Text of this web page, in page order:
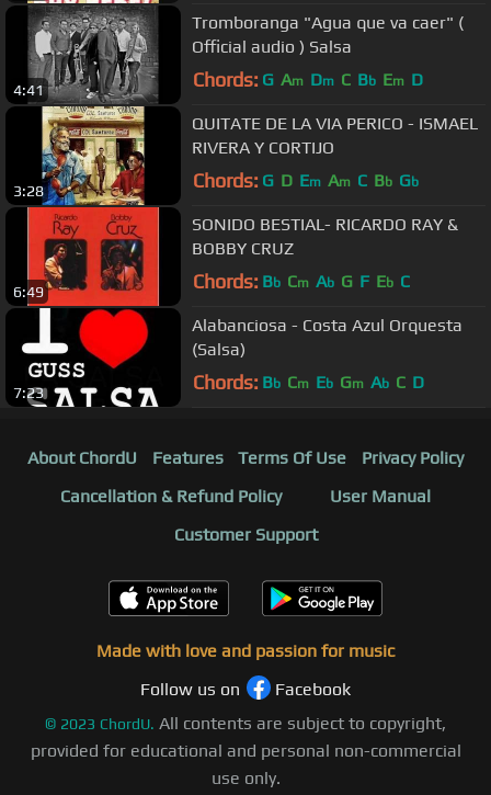
4:41
Tromboranga "Agua que va caer" (
Official audio ) Salsa
Chords: G Am Dm C Bb Em D
3:28
QUITATE DE LA VIA PERICO - ISMAEL
RIVERA Y CORTIJO
Chords: G D Em Am C Bb Gb
6:49
SONIDO BESTIAL- RICARDO RAY &
BOBBY CRUZ
Chords: Bb Cm Ab G F Eb C
7:23
Alabanciosa - Costa Azul Orquesta
(Salsa)
Chords: Bb Cm Eb Gm Ab C D
About ChordU Features Terms Of Use
Privacy Policy
Cancellation & Refund Policy
User Manual
Customer Support
Made with love and passion for music
Follow us on
Facebook
© 2023 ChordU. All contents are subject to copyright,
provided for educational and personal non-commercial
use only.